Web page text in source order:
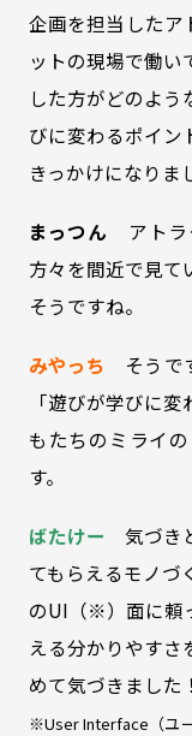
企画を担当したア
ットの現場で働
した方がどのよ
びに変わるポイン
きっかけになりま
まっつん アトラ
方々を間近で見て
そうですね。
みやっち
そうで
「遊びが学びに
もたちのミライ
す。
ばたけー 気づき
てもらえるモノづ
のUI（※）面に頼
える分かりやすさ
めて気づきました！
※User Interface（ユ